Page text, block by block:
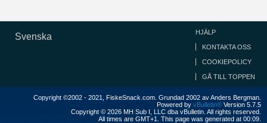
Svenska HJÄLP
KONTAKTA OSS
COOKIEPOLICY
GÅ TILL TOPPEN
Copyright ©2002 - 2021, FiskeSnack.com. Grundad 2002 av Anders Bergman.
Powered by vBulletin® Version 5.7.5
Copyright © 2026 MH Sub I, LLC dba vBulletin. All rights reserved.
All times are GMT+1. This page was generated at 00:09.